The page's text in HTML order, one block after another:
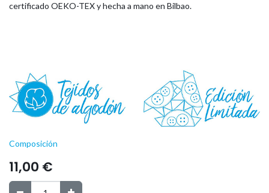
certificado OEKO-TEX y hecha a mano en Bilbao.
Composición
11,00 €